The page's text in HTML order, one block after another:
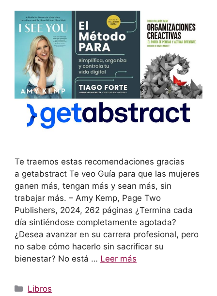
Te traemos estas recomendaciones gracias
a getabstract Te veo Guía para que las mujeres
ganen más, tengan más y sean más, sin
trabajar más. – Amy Kemp, Page Two
Publishers, 2024, 262 páginas ¿Termina cada
día sintiéndose completamente agotada?
¿Desea avanzar en su carrera profesional, pero
no sabe cómo hacerlo sin sacrificar su
bienestar? No está … Leer más
Categorías
Libros